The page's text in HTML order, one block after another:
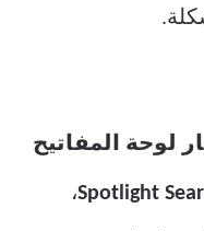
لوحة المفاتيح
Spotlight،